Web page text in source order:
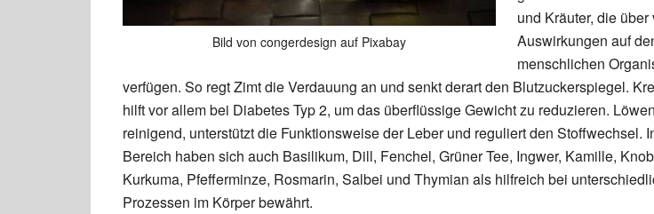
Bild von congerdesign auf Pixabay
und Kräuter, die
Auswirkungen auf
menschlichen
verfügen. So regt Zimt die Verdauung an und senkt derart den Blutzuckerspiegel.
hilft vor allem bei Diabetes Typ 2, um das überflüssige Gewicht zu reduzieren.
reinigend, unterstützt die Funktionsweise der Leber und reguliert den Stoffwechsel.
Bereich haben sich auch Basilikum, Dill, Fenchel, Grüner Tee, Ingwer, Kamille,
Kurkuma, Pfefferminze, Rosmarin, Salbei und Thymian als hilfreich bei
Prozessen im Körper bewährt.